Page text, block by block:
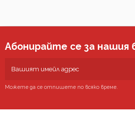
Абонирайте се за нашия
Можете да се отпишете по всяко време.